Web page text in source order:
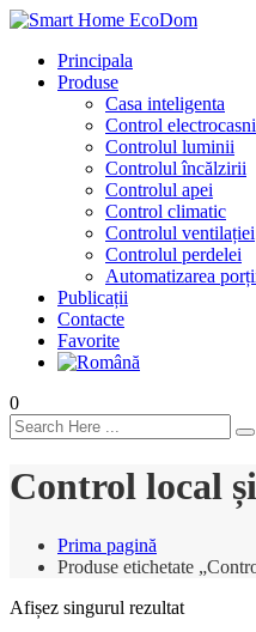
Principala
Produse
Casa inteligenta
Control
Controlul luminii
Controlul încălzirii
Controlul apei
Control climatic
Controlul ventilației
Сontrolul perdelei
Automatizarea
Publicații
Contacte
Favorite
0
Control local
Prima pagină
Produse etichetate
Afișez singurul rezultat